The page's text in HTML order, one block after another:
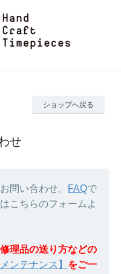
ショップへ戻る
せ
問い合わせ、 FAQで
こちらのフォームよ
理品の送り方などの
ンテナンス】 をご一